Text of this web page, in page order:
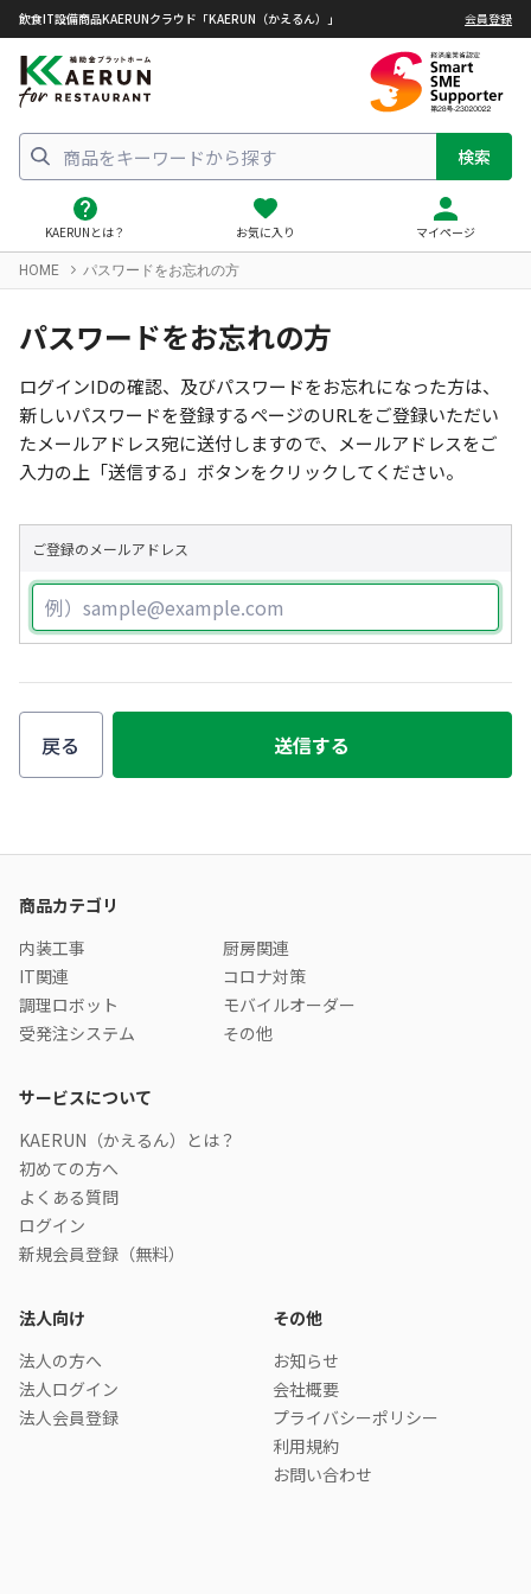
飲食IT設備商品KAERUNクラウド「KAERUN（かえるん）」 会員登録
検索
KAERUNとは？ お気に入り マイページ
HOME パスワードをお忘れの方
パスワードをお忘れの方
ログインIDの確認、及びパスワードをお忘れになった方は、
新しいパスワードを登録するページのURLをご登録いただい
たメールアドレス宛に送付しますので、メールアドレスをご
入力の上「送信する」ボタンをクリックしてください。
ご登録のメールアドレス
戻る 送信する
商品カテゴリ
内装工事
厨房関連
IT関連
コロナ対策
調理ロボット
モバイルオーダー
受発注システム
その他
サービスについて
KAERUN（かえるん）とは？
初めての方へ
よくある質問
ログイン
新規会員登録（無料）
法人向け
法人の方へ
法人ログイン
法人会員登録
その他
お知らせ
会社概要
プライバシーポリシー
利用規約
お問い合わせ